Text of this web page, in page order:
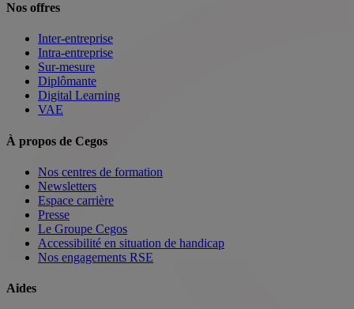
Nos offres
Inter-entreprise
Intra-entreprise
Sur-mesure
Diplômante
Digital Learning
VAE
À propos de Cegos
Nos centres de formation
Newsletters
Espace carrière
Presse
Le Groupe Cegos
Accessibilité en situation de handicap
Nos engagements RSE
Aides